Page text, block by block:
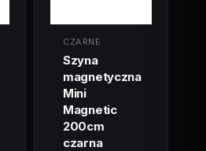
CZARNE
Szyna
magnetyczna
Mini
Magnetic
200cm
czarna